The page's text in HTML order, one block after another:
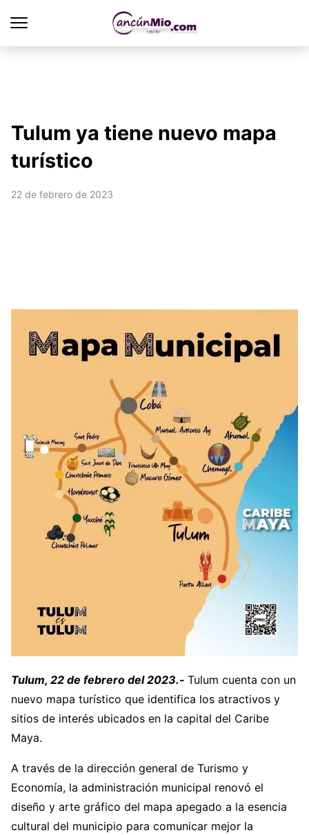
Tulum ya tiene nuevo mapa
turístico
22 de febrero de 2023
Tulum, 22 de febrero del 2023.- Tulum cuenta con un
nuevo mapa turístico que identifica los atractivos y
sitios de interés ubicados en la capital del Caribe
Maya.
A través de la dirección general de Turismo y
Economía, la administración municipal renovó el
diseño y arte gráfico del mapa apegado a la esencia
cultural del municipio para comunicar mejor la